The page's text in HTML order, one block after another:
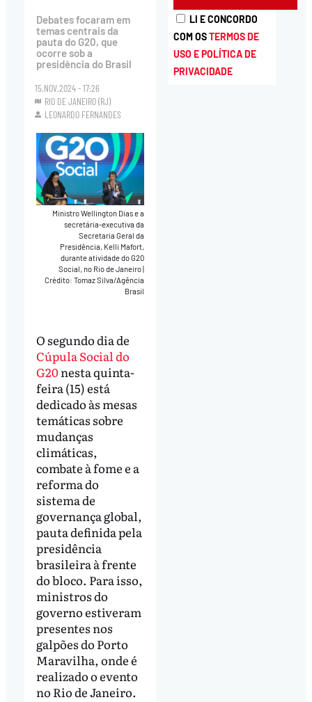
Debates focaram em
temas centrais da
pauta do G20, que
ocorre sob a
presidência do Brasil
15.NOV.2024 - 17:26
RIO DE JANEIRO (RJ)
LEONARDO FERNANDES
Ministro Wellington Dias e a
secretária-executiva da
Secretaria Geral da
Presidência, Kelli Mafort,
durante atividade do G20
Social, no Rio de Janeiro|
Crédito: Tomaz Silva/Agência
Brasil
O segundo dia de
Cúpula Social do
G20nesta quinta-
feira (15) está
dedicado às mesas
temáticas sobre
mudanças
climáticas,
combate à fome e a
reforma do
sistema de
governança global,
pauta definida pela
presidência
brasileira à frente
do bloco. Para isso,
ministros do
governo estiveram
presentes nos
galpões do Porto
Maravilha, onde é
realizado o evento
no Rio de Janeiro.
LI E CONCORDO
COM OSTERMOS DE
USO E POLÍTICA DE
PRIVACIDADE